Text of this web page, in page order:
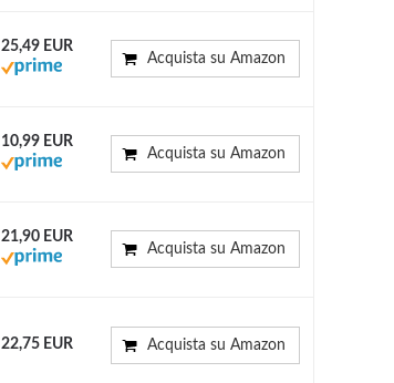
25,49 EUR
Acquista su Amazon
10,99 EUR
Acquista su Amazon
21,90 EUR
Acquista su Amazon
22,75 EUR Acquista su Amazon